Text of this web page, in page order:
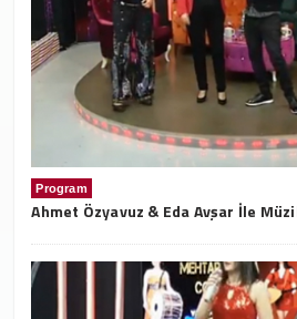
Program
Ahmet Özyavuz & Eda Avşar İle